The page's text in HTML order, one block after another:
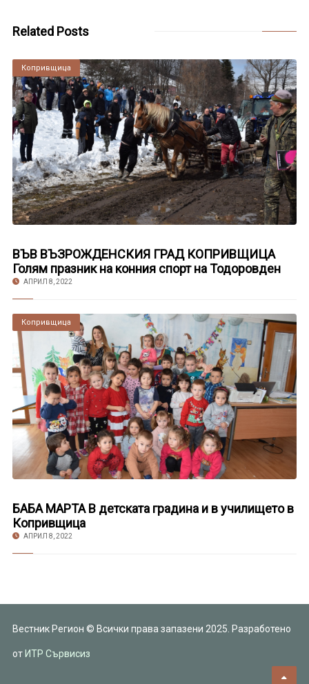
Related Posts
Копривщица
ВЪВ ВЪЗРОЖДЕНСКИЯ ГРАД КОПРИВЩИЦА
Голям празник на конния спорт на Тодоровден
АПРИЛ 8, 2022
Копривщица
БАБА МАРТА В детската градина и в училището в
Копривщица
АПРИЛ 8, 2022
Вестник Регион © Всички права запазени 2025. Разработено
от ИТР Сървисиз